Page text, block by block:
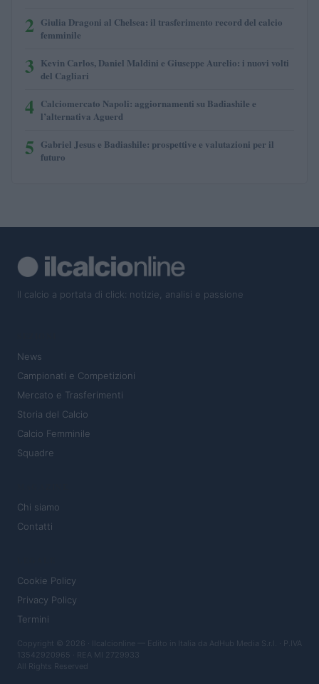
2 Giulia Dragoni al Chelsea: il trasferimento record del calcio
femminile
3 Kevin Carlos, Daniel Maldini e Giuseppe Aurelio: i nuovi volti
del Cagliari
4 Calciomercato Napoli: aggiornamenti su Badiashile e
l’alternativa Aguerd
5 Gabriel Jesus e Badiashile: prospettive e valutazioni per il
futuro
Il calcio a portata di click: notizie, analisi e passione
News
Campionati e Competizioni
Mercato e Trasferimenti
Storia del Calcio
Calcio Femminile
Squadre
Chi siamo
Contatti
Cookie Policy
Privacy Policy
Termini
Copyright © 2026 · Ilcalcionline — Edito in Italia da AdHub Media S.r.l. · P.IVA
13542920965 · REA MI 2729933
All Rights Reserved